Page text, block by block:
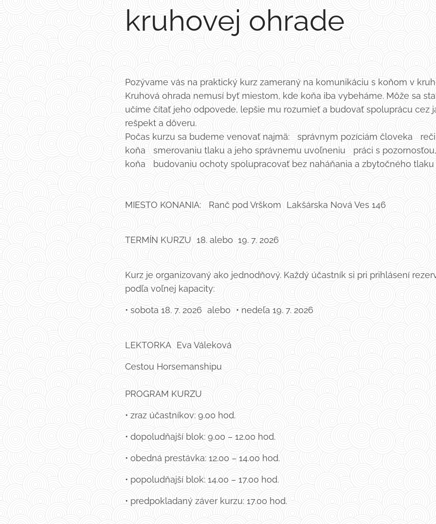
kruhovej ohrade
Pozývame vás na praktický kurz zameraný na komunikáciu s koňom v
Kruhová ohrada nemusí byť miestom, kde koňa iba vybeháme. Môže sa
učíme čítať jeho odpovede, lepšie mu rozumieť a budovať spoluprácu cez
rešpekt a dôveru.
Počas kurzu sa budeme venovať najmä: správnym pozíciám človeka
koňa smerovaniu tlaku a jeho správnemu uvoľneniu práci s
koňa budovaniu ochoty spolupracovať bez naháňania a zbytočného tlaku
MIESTO KONANIA: Ranč pod Vrškom Lakšárska Nová Ves 146
TERMÍN KURZU 18. alebo 19. 7. 2026
Kurz je organizovaný ako jednodňový. Každý účastník si pri prihlásení
podľa voľnej kapacity:
• sobota 18. 7. 2026 alebo • nedeľa 19. 7. 2026
LEKTORKA Eva Váleková
Cestou Horsemanshipu
PROGRAM KURZU
• zraz účastníkov: 9.00 hod.
• dopoludňajší blok: 9.00 – 12.00 hod.
• obedná prestávka: 12.00 – 14.00 hod.
• popoludňajší blok: 14.00 – 17.00 hod.
• predpokladaný záver kurzu: 17.00 hod.